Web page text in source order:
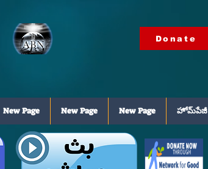
Donate
హోమ్‌పేజీ
New Page
New Page
New Page